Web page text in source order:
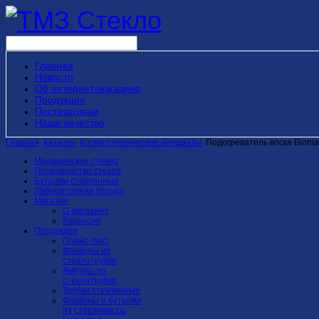
Главная
Новости
Об интернет-магазине
Продукция
Поставщикам
Наше качество
Главная Каталог Косметологические аппараты
Подогреватель воска
Медицинское стекло
Производство стекла
Бутылки стеклянные
Лабораторная посуда
Магазин
О магазине
Вакансии
Продукция
Прайс-лист
Флаконы из
стеклотрубки
Ампулы из
стеклотрубки
Трубки стеклянные
Флаконы и бутылки
из стекломассы